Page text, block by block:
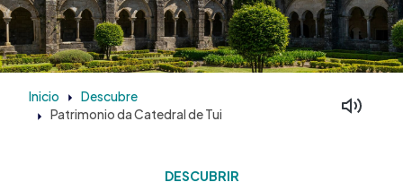
Inicio Descubre
Patrimonio da Catedral de Tui
DESCUBRIR